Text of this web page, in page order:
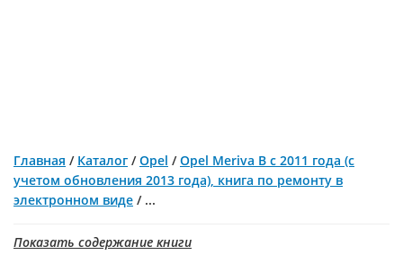
Главная / Каталог /Opel /Opel Meriva B с 2011 года (с
учетом обновления 2013 года), книга по ремонту в
электронном виде / ...
Показать содержание книги